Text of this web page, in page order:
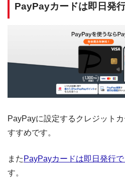
PayPayカードは即日発
PayPayに設定するクレジット
すすめです。
また PayPayカードは即日発行で
す。